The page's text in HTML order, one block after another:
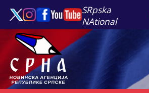
SRpska
NAtional